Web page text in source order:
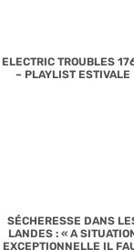
ELECTRIC TROUBLES
– PLAYLIST ESTIVALE
SÉCHERESSE DANS
LANDES : « A
EXCEPTIONNELLE IL